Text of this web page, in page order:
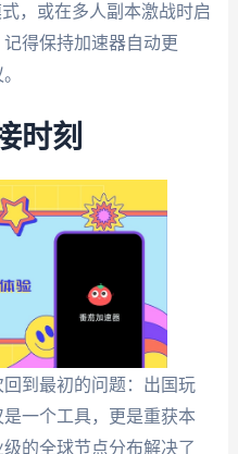
，或在多人副本激战时启
得保持加速器自动更
时刻
到最初的问题：出国玩
一个工具，更是重获本
的全球节点分布解决了